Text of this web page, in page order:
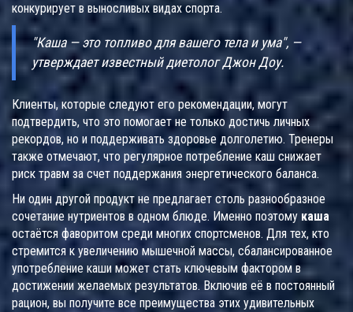
конкурирует в выносливых видах спорта.
"Каша — это топливо для вашего тела и ума", —
утверждает известный диетолог Джон Доу.
Клиенты, которые следуют его рекомендации, могут
подтвердить, что это помогает не только достичь личных
рекордов, но и поддерживать здоровье долголетию. Тренеры
также отмечают, что регулярное потребление каш снижает
риск травм за счет поддержания энергетического баланса.
Ни один другой продукт не предлагает столь разнообразное
сочетание нутриентов в одном блюде. Именно поэтому каша
остаётся фаворитом среди многих спортсменов. Для тех, кто
стремится к увеличению мышечной массы, сбалансированное
употребление каши может стать ключевым фактором в
достижении желаемых результатов. Включив её в постоянный
рацион, вы получите все преимущества этих удивительных